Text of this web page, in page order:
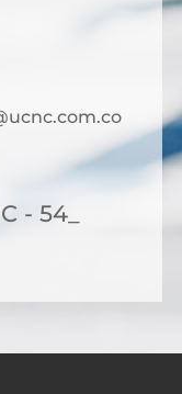
- 54_